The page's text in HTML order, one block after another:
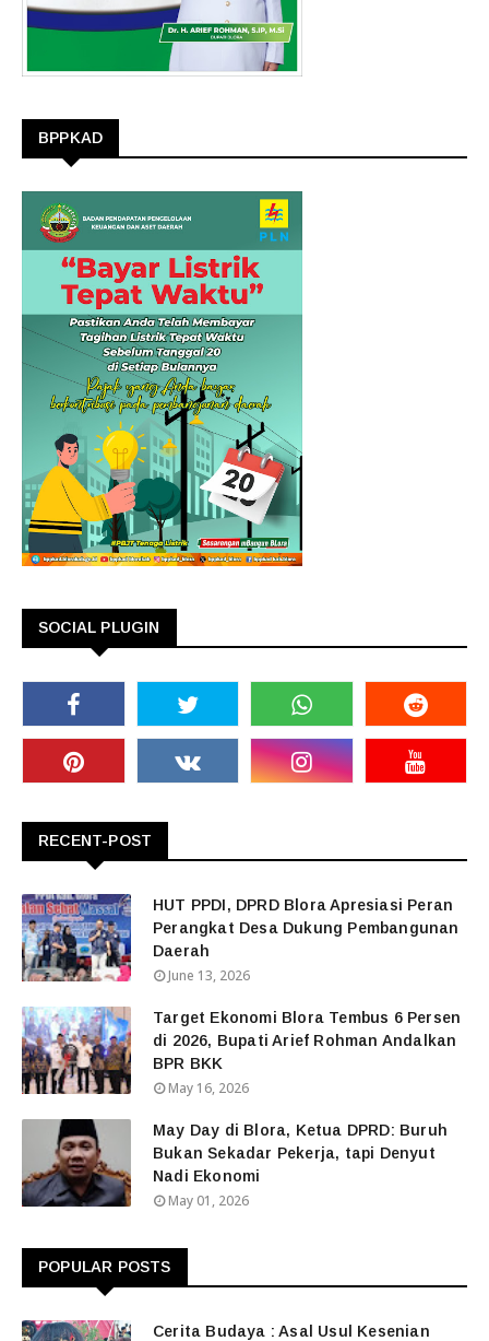
BPPKAD
SOCIAL PLUGIN
RECENT-POST
HUT PPDI, DPRD Blora Apresiasi Peran
Perangkat Desa Dukung Pembangunan
Daerah
June 13, 2026
Target Ekonomi Blora Tembus 6 Persen
di 2026, Bupati Arief Rohman Andalkan
BPR BKK
May 16, 2026
May Day di Blora, Ketua DPRD: Buruh
Bukan Sekadar Pekerja, tapi Denyut
Nadi Ekonomi
May 01, 2026
POPULAR POSTS
Cerita Budaya : Asal Usul Kesenian